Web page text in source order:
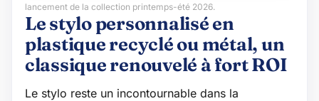
lancement de la collection printemps-été 2026.
Le stylo personnalisé en
plastique recyclé ou métal, un
classique renouvelé à fort ROI
Le stylo reste un incontournable dans la